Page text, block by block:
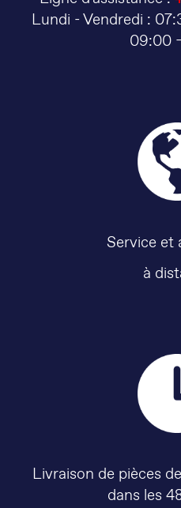
Lundi - Vendredi :
09:00
Service et
à
Livraison de pièces
dans les